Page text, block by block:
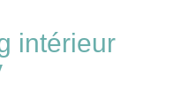
intérieur